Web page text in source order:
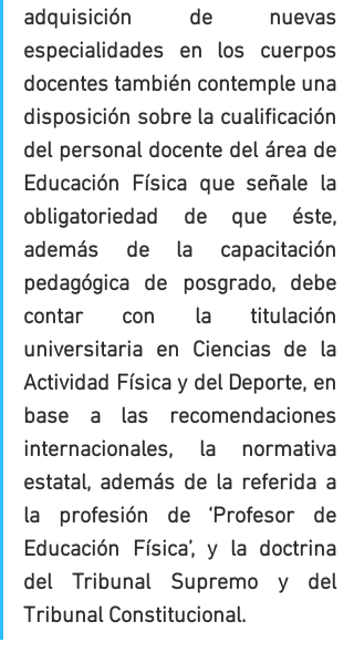
adquisición de nuevas
especialidades en los cuerpos
docentes también contemple una
disposición sobre la cualificación
del personal docente del área de
Educación Física que señale la
obligatoriedad de que éste,
además de la capacitación
pedagógica de posgrado, debe
contar con la titulación
universitaria en Ciencias de la
Actividad Física y del Deporte, en
base a las recomendaciones
internacionales, la normativa
estatal, además de la referida a
la profesión de ‘Profesor de
Educación Física’, y la doctrina
del Tribunal Supremo y del
Tribunal Constitucional.